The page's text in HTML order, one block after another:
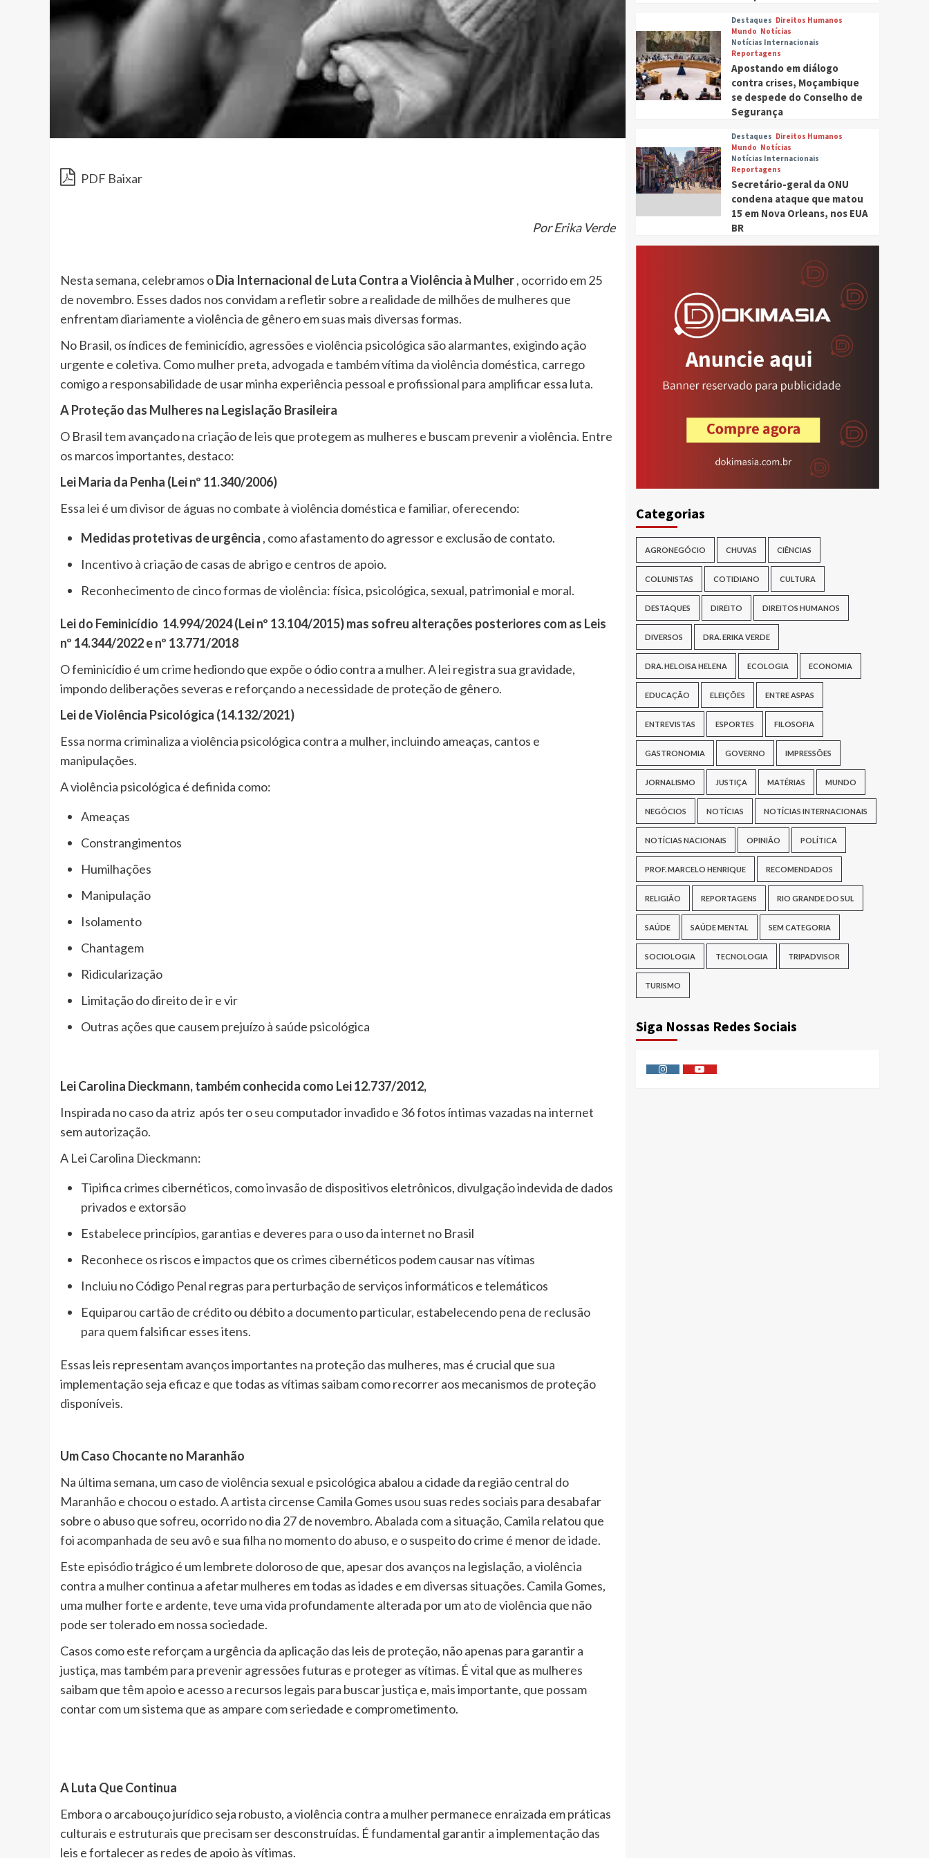
PDF Baixar
Por Erika Verde
Nesta semana, celebramos oDia Internacional de Luta Contra a Violência à Mulher, ocorrido em 25
de novembro. Esses dados nos convidam a refletir sobre a realidade de milhões de mulheres que
enfrentam diariamente a violência de gênero em suas mais diversas formas.
No Brasil, os índices de feminicídio, agressões e violência psicológica são alarmantes, exigindo ação
urgente e coletiva. Como mulher preta, advogada e também vítima da violência doméstica, carrego
comigo a responsabilidade de usar minha experiência pessoal e profissional para amplificar essa luta.
A Proteção das Mulheres na Legislação Brasileira
O Brasil tem avançado na criação de leis que protegem as mulheres e buscam prevenir a violência. Entre
os marcos importantes, destaco:
Lei Maria da Penha (Lei nº 11.340/2006)
Essa lei é um divisor de águas no combate à violência doméstica e familiar, oferecendo:
Medidas protetivas de urgência , como afastamento do agressor e exclusão de contato.
Incentivo à criação de casas de abrigo e centros de apoio.
Reconhecimento de cinco formas de violência: física, psicológica, sexual, patrimonial e moral.
Lei do Feminicídio 14.994/2024 (Lei nº 13.104/2015) mas sofreu alterações posteriores com as Leis
nº 14.344/2022 e nº 13.771/2018
O feminicídio é um crime hediondo que expõe o ódio contra a mulher. A lei registra sua gravidade,
impondo deliberações severas e reforçando a necessidade de proteção de gênero.
Lei de Violência Psicológica (14.132/2021)
Essa norma criminaliza a violência psicológica contra a mulher, incluindo ameaças, cantos e
manipulações.
A violência psicológica é definida como:
Ameaças
Constrangimentos
Humilhações
Manipulação
Isolamento
Chantagem
Ridicularização
Limitação do direito de ir e vir
Outras ações que causem prejuízo à saúde psicológica
Lei Carolina Dieckmann, também conhecida como Lei 12.737/2012,
Inspirada no caso da atriz após ter o seu computador invadido e 36 fotos íntimas vazadas na internet
sem autorização.
A Lei Carolina Dieckmann:
Tipifica crimes cibernéticos, como invasão de dispositivos eletrônicos, divulgação indevida de dados
privados e extorsão
Estabelece princípios, garantias e deveres para o uso da internet no Brasil
Reconhece os riscos e impactos que os crimes cibernéticos podem causar nas vítimas
Incluiu no Código Penal regras para perturbação de serviços informáticos e telemáticos
Equiparou cartão de crédito ou débito a documento particular, estabelecendo pena de reclusão
para quem falsificar esses itens.
Essas leis representam avanços importantes na proteção das mulheres, mas é crucial que sua
implementação seja eficaz e que todas as vítimas saibam como recorrer aos mecanismos de proteção
disponíveis.
Um Caso Chocante no Maranhão
Na última semana, um caso de violência sexual e psicológica abalou a cidade da região central do
Maranhão e chocou o estado. A artista circense Camila Gomes usou suas redes sociais para desabafar
sobre o abuso que sofreu, ocorrido no dia 27 de novembro. Abalada com a situação, Camila relatou que
foi acompanhada de seu avô e sua filha no momento do abuso, e o suspeito do crime é menor de idade.
Este episódio trágico é um lembrete doloroso de que, apesar dos avanços na legislação, a violência
contra a mulher continua a afetar mulheres em todas as idades e em diversas situações. Camila Gomes,
uma mulher forte e ardente, teve uma vida profundamente alterada por um ato de violência que não
pode ser tolerado em nossa sociedade.
Casos como este reforçam a urgência da aplicação das leis de proteção, não apenas para garantir a
justiça, mas também para prevenir agressões futuras e proteger as vítimas. É vital que as mulheres
saibam que têm apoio e acesso a recursos legais para buscar justiça e, mais importante, que possam
contar com um sistema que as ampare com seriedade e comprometimento.
A Luta Que Continua
Embora o arcabouço jurídico seja robusto, a violência contra a mulher permanece enraizada em práticas
culturais e estruturais que precisam ser desconstruídas. É fundamental garantir a implementação das
leis e fortalecer as redes de apoio às vítimas.
Destaques Direitos Humanos
Mundo Notícias
Notícias Internacionais
Reportagens
Apostando em diálogo
contra crises, Moçambique
se despede do Conselho de
Segurança
Destaques Direitos Humanos
Mundo Notícias
Notícias Internacionais
Reportagens
Secretário-geral da ONU
condena ataque que matou
15 em Nova Orleans, nos EUA
BR
Categorias
AGRONEGÓCIO CHUVAS CIÊNCIAS
COLUNISTAS COTIDIANO CULTURA
DESTAQUES DIREITO DIREITOS HUMANOS
DIVERSOS DRA. ERIKA VERDE
DRA. HELOISA HELENA ECOLOGIA ECONOMIA
EDUCAÇÃO ELEIÇÕES ENTRE ASPAS
ENTREVISTAS ESPORTES FILOSOFIA
GASTRONOMIA GOVERNO IMPRESSÕES
JORNALISMO JUSTIÇA MATÉRIAS MUNDO
NEGÓCIOS NOTÍCIAS NOTÍCIAS INTERNACIONAIS
NOTÍCIAS NACIONAIS OPINIÃO POLÍTICA
PROF. MARCELO HENRIQUE RECOMENDADOS
RELIGIÃO REPORTAGENS RIO GRANDE DO SUL
SAÚDE SAÚDE MENTAL SEM CATEGORIA
SOCIOLOGIA TECNOLOGIA TRIPADVISOR
TURISMO
Siga Nossas Redes Sociais
InstagramYoutube